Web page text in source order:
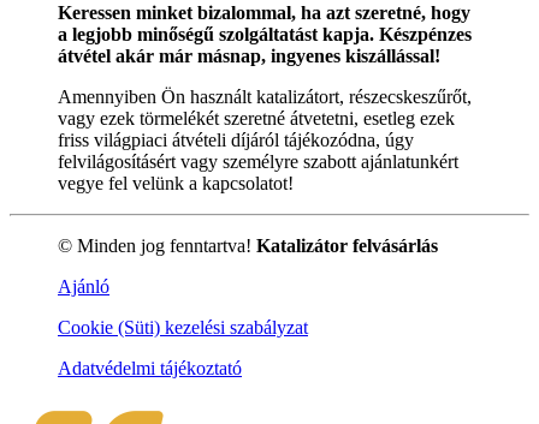
Keressen minket bizalommal, ha azt szeretné, hogy
a legjobb minőségű szolgáltatást kapja. Készpénzes
átvétel akár már másnap, ingyenes kiszállással!
Amennyiben Ön használt katalizátort, részecskeszűrőt,
vagy ezek törmelékét szeretné átvetetni, esetleg ezek
friss világpiaci átvételi díjáról tájékozódna, úgy
felvilágosításért vagy személyre szabott ajánlatunkért
vegye fel velünk a kapcsolatot!
© Minden jog fenntartva! Katalizátor felvásárlás
Ajánló
Cookie (Süti) kezelési szabályzat
Adatvédelmi tájékoztató